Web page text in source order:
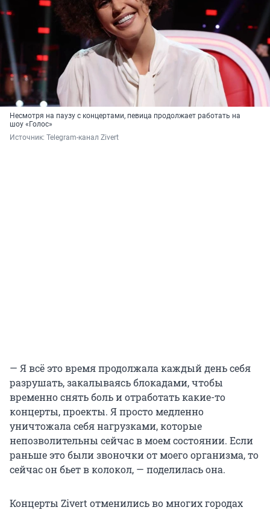
Несмотря на паузу с концертами, певица продолжает работать на
шоу «Голос»
Источник: Telegram-канал Zivert
— Я всё это время продолжала каждый день себя
разрушать, закалываясь блокадами, чтобы
временно снять боль и отработать какие-то
концерты, проекты. Я просто медленно
уничтожала себя нагрузками, которые
непозволительны сейчас в моем состоянии. Если
раньше это были звоночки от моего организма, то
сейчас он бьет в колокол, — поделилась она.
Концерты Zivert отменились во многих городах